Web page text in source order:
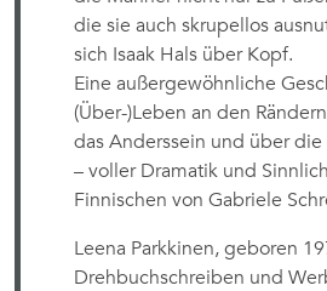
die sie auch skrupellos
sich Isaak Hals über Kopf.
Eine außergewöhnliche
(Über-)Leben an den
das Anderssein und über die
– voller Dramatik und
Finnischen von Gabriele
Leena Parkkinen, geboren
Drehbuchschreiben und